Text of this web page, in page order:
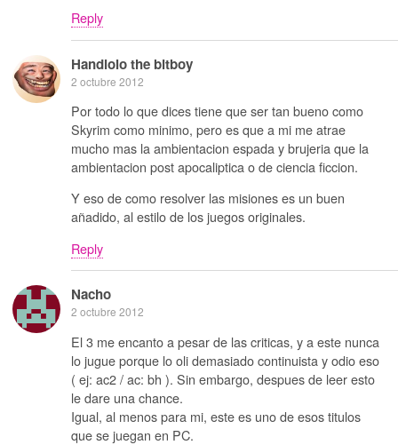
Reply
Handlolo the bitboy
2 octubre 2012
Por todo lo que dices tiene que ser tan bueno como
Skyrim como minimo, pero es que a mi me atrae
mucho mas la ambientacion espada y brujeria que la
ambientacion post apocaliptica o de ciencia ficcion.
Y eso de como resolver las misiones es un buen
añadido, al estilo de los juegos originales.
Reply
Nacho
2 octubre 2012
El 3 me encanto a pesar de las criticas, y a este nunca
lo jugue porque lo oli demasiado continuista y odio eso
( ej: ac2 / ac: bh ). Sin embargo, despues de leer esto
le dare una chance.
Igual, al menos para mi, este es uno de esos titulos
que se juegan en PC.